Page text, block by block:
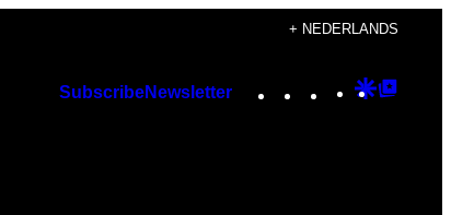
+ NEDERLANDS
SubscribeNewsletter Instagram
TikTok
YouTube
Google